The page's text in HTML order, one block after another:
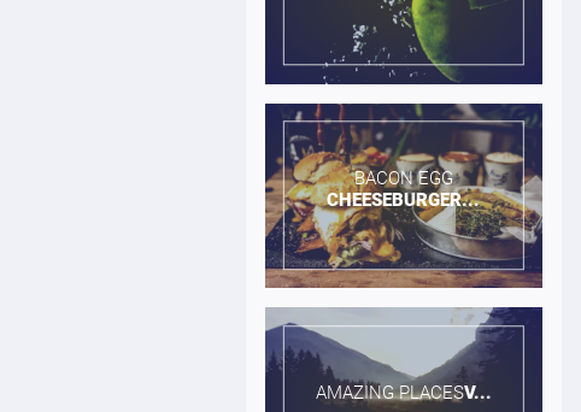
BACON EGG​
CHEESEBURGER...
AMAZING PLACES​V...